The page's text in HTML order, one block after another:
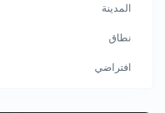
المدينة
نطاق
افتراضي